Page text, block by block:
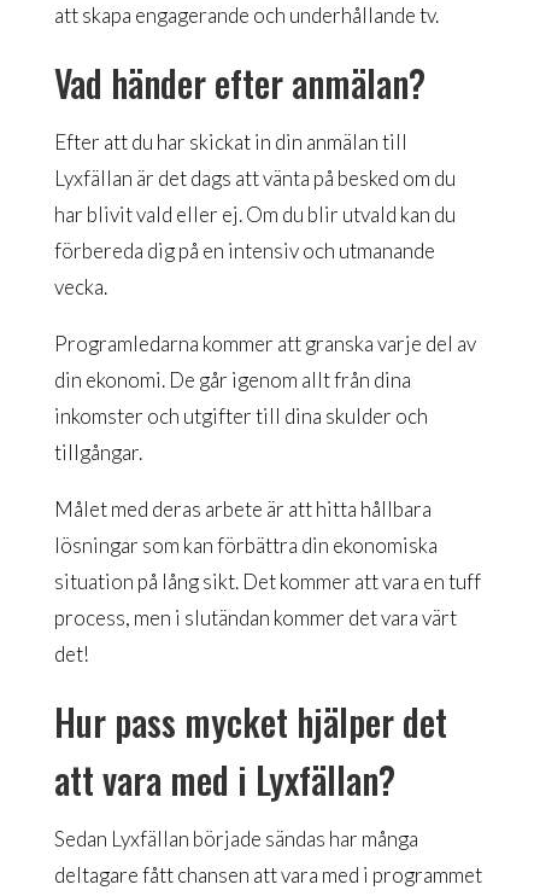
att skapa engagerande och underhållande tv.
Vad händer efter anmälan?
Efter att du har skickat in din anmälan till
Lyxfällan är det dags att vänta på besked om du
har blivit vald eller ej. Om du blir utvald kan du
förbereda dig på en intensiv och utmanande
vecka.
Programledarna kommer att granska varje del av
din ekonomi. De går igenom allt från dina
inkomster och utgifter till dina skulder och
tillgångar.
Målet med deras arbete är att hitta hållbara
lösningar som kan förbättra din ekonomiska
situation på lång sikt. Det kommer att vara en tuff
process, men i slutändan kommer det vara värt
det!
Hur pass mycket hjälper det
att vara med i Lyxfällan?
Sedan Lyxfällan började sändas har många
deltagare fått chansen att vara med i programmet